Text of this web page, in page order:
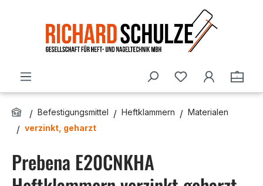
Du hast 0
Befestigungsmittel Heftklammern
Materialen
verzinkt, geharzt
Prebena E20CNKHA